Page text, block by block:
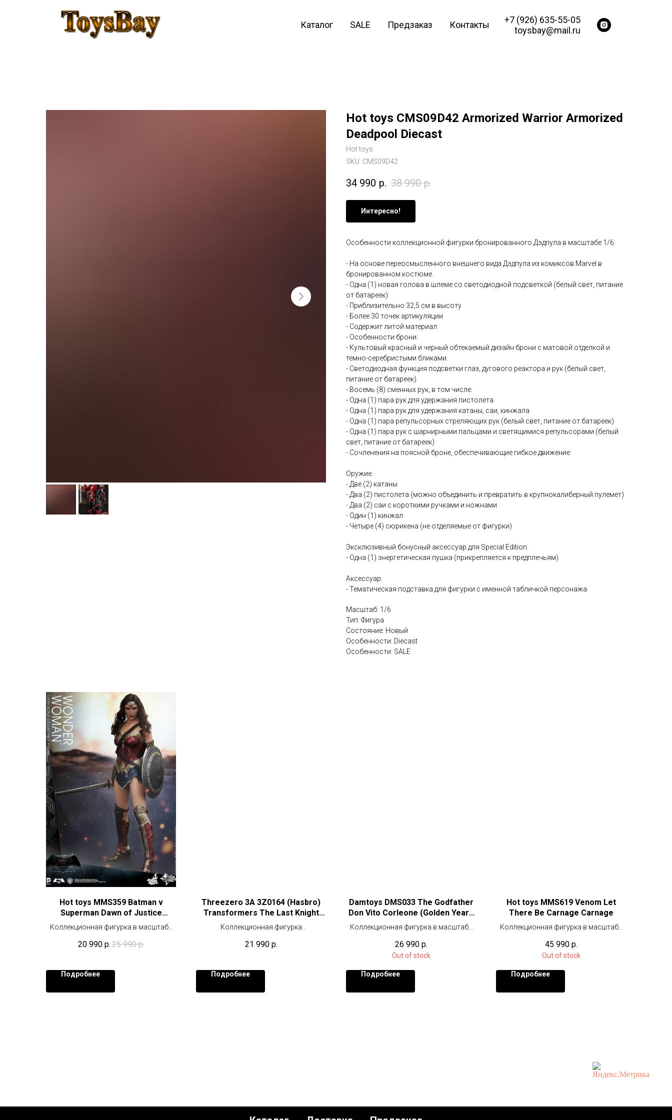
Каталог SALE Предзаказ Контакты
+7 (926) 635-55-05
toysbay@mail.ru
Hot toys CMS09D42 Armorized Warrior Armorized
Deadpool Diecast
Hot toys
SKU: CMS09D42
34 990 р. 38 990 р.
Интересно!
Особенности коллекционной фигурки бронированного Дэдпула в масштабе 1/6:
- На основе переосмысленного внешнего вида Дэдпула из комиксов Marvel в
бронированном костюме.
- Одна (1) новая голова в шлеме со светодиодной подсветкой (белый свет, питание
от батареек)
- Приблизительно 32,5 см в высоту
- Более 30 точек артикуляции
- Содержит литой материал
- Особенности брони:
- Культовый красный и черный обтекаемый дизайн брони с матовой отделкой и
темно-серебристыми бликами.
- Светодиодная функция подсветки глаз, дугового реактора и рук (белый свет,
питание от батареек)
- Восемь (8) сменных рук, в том числе:
- Одна (1) пара рук для удержания пистолета
- Одна (1) пара рук для удержания катаны, саи, кинжала
- Одна (1) пара репульсорных стреляющих рук (белый свет, питание от батареек)
- Одна (1) пара рук с шарнирными пальцами и светящимися репульсорами (белый
свет, питание от батареек)
- Сочленения на поясной броне, обеспечивающие гибкое движение
Оружие:
- Две (2) катаны
- Два (2) пистолета (можно объединить и превратить в крупнокалиберный пулемет)
- Два (2) саи с короткими ручками и ножнами
- Один (1) кинжал
- Четыре (4) сюрикена (не отделяемые от фигурки)
Эксклюзивный бонусный аксессуар для Special Edition:
- Одна (1) энергетическая пушка (прикрепляется к предплечьям)
Аксессуар:
- Тематическая подставка для фигурки с именной табличкой персонажа
Масштаб: 1/6
Тип: Фигура
Состояние: Новый
Особенности: Diecast
Особенности: SALE
Hot toys MMS359 Batman v
Superman Dawn of Justice
Wonder Woman
Коллекционная фигурка в масштабе
20 990 р.25 990 р.
Подробнее
Threezero 3A 3Z0164 (Hasbro)
Transformers The Last Knight
DLX Bumblebee
Коллекционная фигурка
21 990 р.
Подробнее
Damtoys DMS033 The Godfather
Don Vito Corleone (Golden Years
Ver.)
Коллекционная фигурка в масштабе
26 990 р.
Out of stock
Подробнее
Hot toys MMS619 Venom Let
There Be Carnage Carnage
Коллекционная фигурка в масштабе
45 990 р.
Out of stock
Подробнее